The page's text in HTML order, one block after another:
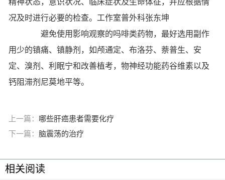
精神状态，意识状况、临床症状及生命体征，并应根据情
况及时进行必要的检查。工作室普外科张东坤
避免使用影响观察的吗啡类药物，最好选用副作
用少的镇痛、镇静剂，如颅通定、布洛芬、萘普生、安
定、溴剂、利眠宁和改善植考，物神经功能药谷维素以及
钙阻滞剂尼莫地平等。
上一篇： 哪些肝癌患者需要化疗
下一篇： 脑震荡的治疗
相关阅读